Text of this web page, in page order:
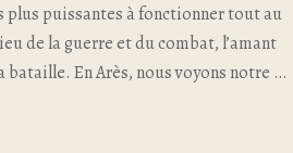
plus puissantes à fonctionner tout au
de la guerre et du combat, l’amant
En Arès, nous voyons notre …